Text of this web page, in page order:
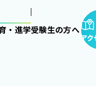
・進学受験生の方へ